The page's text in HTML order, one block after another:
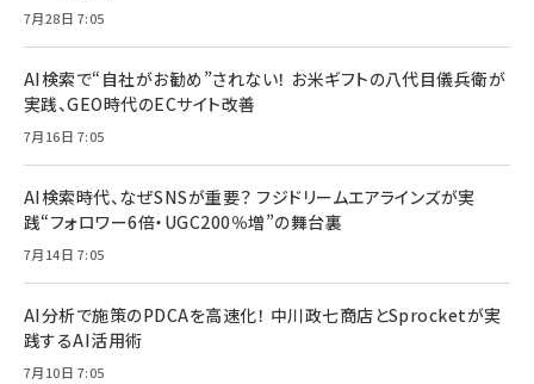
7月28日 7:05
AI検索で“自社がお勧め”されない！ お米ギフトの八代目儀兵衛が
実践、GEO時代のECサイト改善
7月16日 7:05
AI検索時代、なぜSNSが重要？ フジドリームエアラインズが実
践“フォロワー6倍・UGC200％増”の舞台裏
7月14日 7:05
AI分析で施策のPDCAを高速化！ 中川政七商店とSprocketが実
践するAI活用術
7月10日 7:05